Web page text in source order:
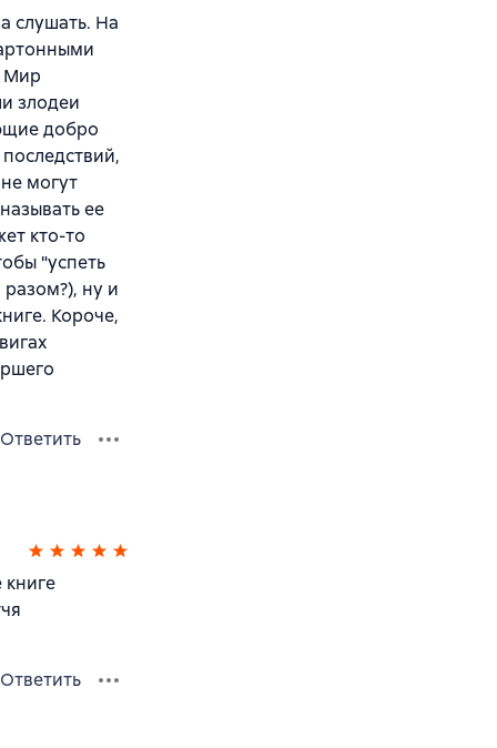
слушать. На
Мир
злодеи
добро
могут
ее
кто-то
"успеть
ну и
Короче,
Ответить
Ответить